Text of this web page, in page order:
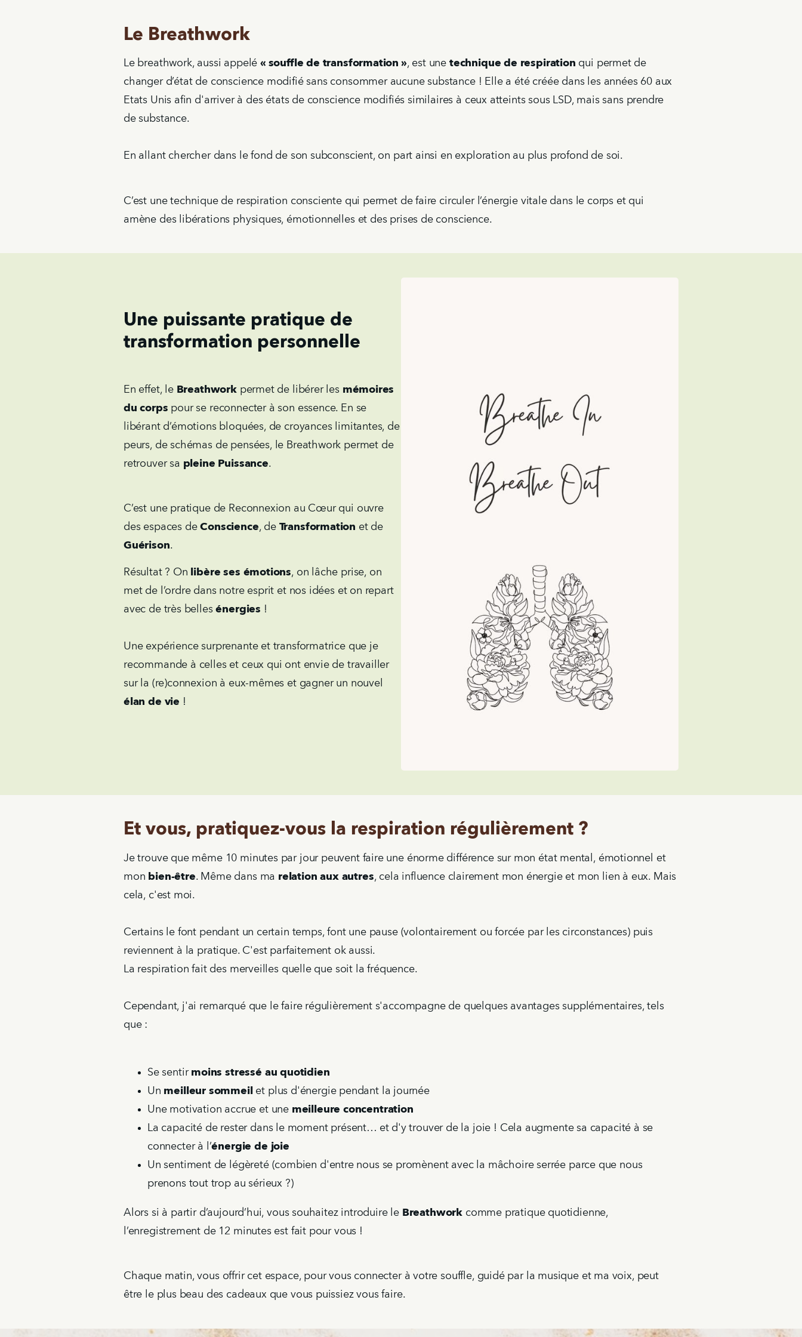
Le Breathwork
Le breathwork, aussi appelé « souffle de transformation », est une technique de respiration qui permet de
changer d’état de conscience modifié sans consommer aucune substance ! Elle a été créée dans les années 60 aux
Etats Unis afin d'arriver à des états de conscience modifiés similaires à ceux atteints sous LSD, mais sans prendre
de substance.
En allant chercher dans le fond de son subconscient, on part ainsi en exploration au plus profond de soi.
C’est une technique de respiration consciente qui permet de faire circuler l’énergie vitale dans le corps et qui
amène des libérations physiques, émotionnelles et des prises de conscience.
Une puissante pratique de
transformation personnelle
En effet, le Breathworkpermet de libérer les mémoires
du corps pour se reconnecter à son essence. En se
libérant d’émotions bloquées, de croyances limitantes, de
peurs, de schémas de pensées, le Breathwork permet de
retrouver sa pleine Puissance.
C’est une pratique de Reconnexion au Cœur qui ouvre
des espaces deConscience, de Transformation et de
Guérison.
Résultat ? On libère ses émotions, on lâche prise, on
met de l’ordre dans notre esprit et nos idées et on repart
avec de très bellesénergies !
Une expérience surprenante et transformatrice que je
recommande à celles et ceux qui ont envie de travailler
sur la (re)connexion à eux-mêmes et gagner un nouvel
élan de vie !
Et vous, pratiquez-vous la respiration régulièrement ?
Je trouve que même 10 minutes par jour peuvent faire une énorme différence sur mon état mental, émotionnel et
mon bien-être. Même dans ma relation aux autres, cela influence clairement mon énergie et mon lien à eux. Mais
cela, c'est moi.
Certains le font pendant un certain temps, font une pause (volontairement ou forcée par les circonstances) puis
reviennent à la pratique. C'est parfaitement ok aussi.
La respiration fait des merveilles quelle que soit la fréquence.
Cependant, j'ai remarqué que le faire régulièrement s'accompagne de quelques avantages supplémentaires, tels
que :
Se sentir moins stressé au quotidien
Un meilleur sommeil et plus d'énergie pendant la journée
Une motivation accrue et une meilleure concentration
La capacité de rester dans le moment présent… et d'y trouver de la joie ! Cela augmente sa capacité à se
connecter à l’énergie de joie
Un sentiment de légèreté (combien d'entre nous se promènent avec la mâchoire serrée parce que nous
prenons tout trop au sérieux ?)
Alors si à partir d’aujourd’hui, vous souhaitez introduire le Breathwork comme pratique quotidienne,
l’enregistrement de 12 minutes est fait pour vous !
Chaque matin, vous offrir cet espace, pour vous connecter à votre souffle, guidé par la musique et ma voix, peut
être le plus beau des cadeaux que vous puissiez vous faire.